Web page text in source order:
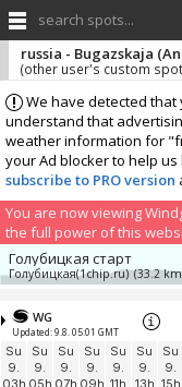
search spots...
We have detected that
understand that
weather information for
your Ad blocker to help
subscribe to PRO version
You are now viewing
the full power of this
russia - Bugazskaja
(other user's custom
Голубицкая старт
Голубицкая(1chip.ru) (33.2
Анапа-Супсех
Анапа(1chip.ru) (34.9 km)
Кучугуры
Кучугуры(1chip.ru) (38.9 km)
WG
Updated: 9.8. 05:01 GMT
Su
9.
03h
Su
9.
05h
Su
9.
07h
Su
9.
09h
Su
9.
11h
Su
9.
13h
Su
9.
15h